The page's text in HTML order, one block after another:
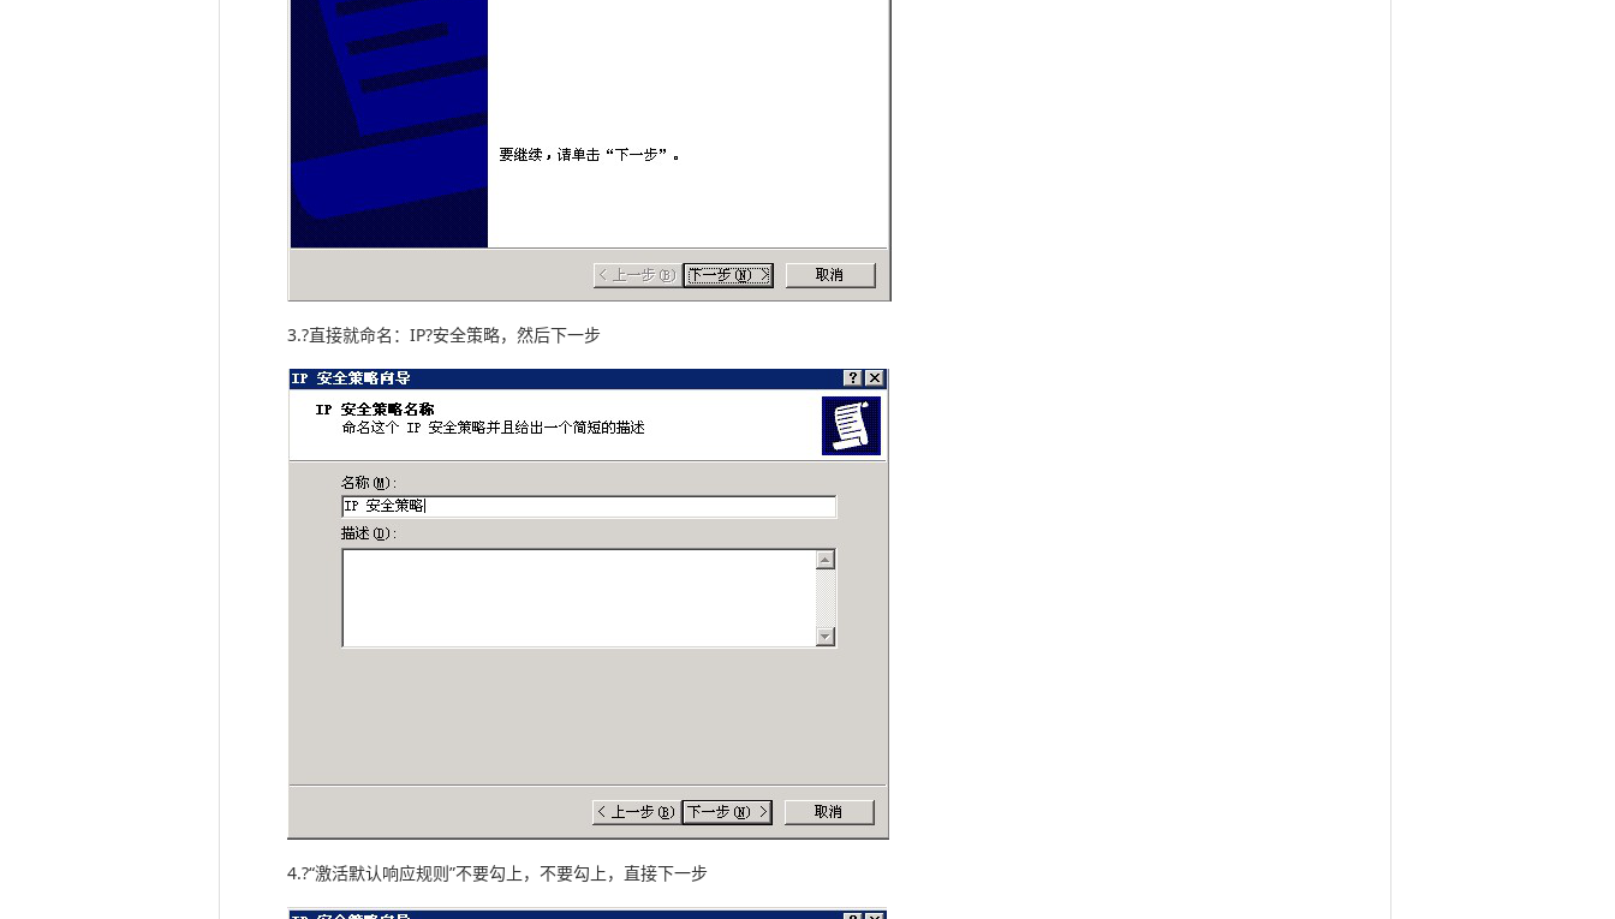
3.?直接就命名：IP?安全策略，然后下一步
4.?“激活默认响应规则”不要勾上，不要勾上，直接下一步